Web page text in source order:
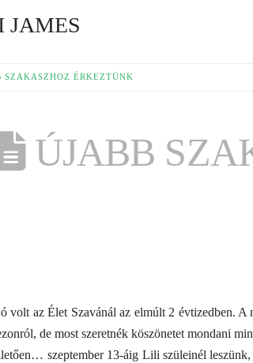
JAMES
SZAKASZHOZ ÉRKEZTÜNK
ÚJABB
volt az Élet Szavánál az elmúlt 2 évtizedben.
de most szeretnék köszönetet mondani
szeptember 13-áig Lili szüleinél